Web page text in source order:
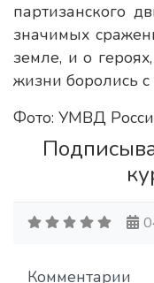
партизанского
значимых
земле, и о
жизни боролись
Фото: УМВД
Комментарии